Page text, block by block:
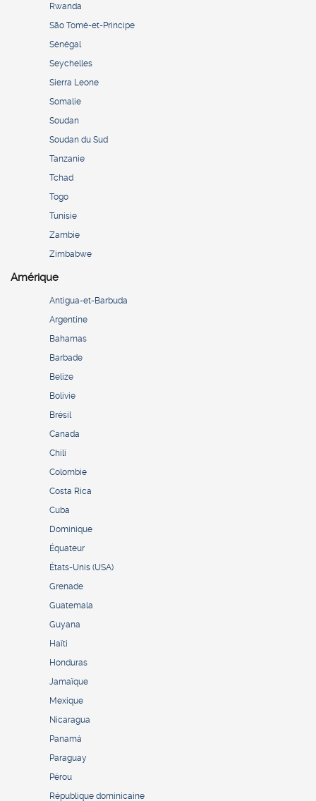
Rwanda
São Tomé-et-Principe
Sénégal
Seychelles
Sierra Leone
Somalie
Soudan
Soudan du Sud
Tanzanie
Tchad
Togo
Tunisie
Zambie
Zimbabwe
Amérique
Antigua-et-Barbuda
Argentine
Bahamas
Barbade
Belize
Bolivie
Brésil
Canada
Chili
Colombie
Costa Rica
Cuba
Dominique
Équateur
États-Unis (USA)
Grenade
Guatemala
Guyana
Haïti
Honduras
Jamaïque
Mexique
Nicaragua
Panamá
Paraguay
Pérou
République dominicaine